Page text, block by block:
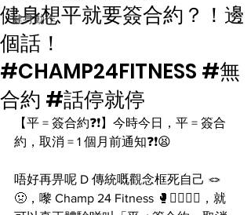
健身動作
健身想平就要簽合約？！邊
個話！
#CHAMP24FITNESS #無
合約 #話停就停
【平 = 簽合約❓❗️】今時今日，平 = 簽合
約，取消 = 1 個月前通知❓❗️😫
唔好再畀呢 D 傳統嘅觀念框死自己 🪢
🤢，嚟 Champ 24 Fitness 🥊🏋️‍♂️🧘‍♀️，就